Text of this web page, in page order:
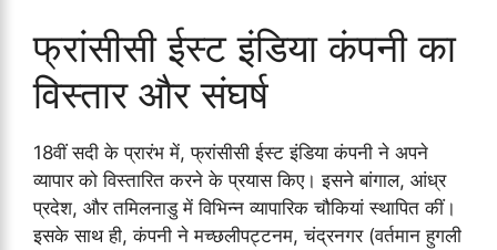
फ्रांसीसी ईस्ट इंडिया कंपनी का
विस्तार और संघर्ष
18वीं सदी के प्रारंभ में, फ्रांसीसी ईस्ट इंडिया कंपनी ने अपने
व्यापार को विस्तारित करने के प्रयास किए। इसने बांगाल, आंध्र
प्रदेश, और तमिलनाडु में विभिन्न व्यापारिक चौकियां स्थापित कीं।
इसके साथ ही, कंपनी ने मच्छलीपट्टनम, चंद्रनगर (वर्तमान हुगली